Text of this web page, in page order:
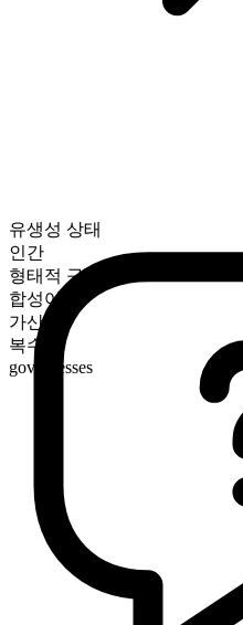
유생성 상태
인간
형태적 구성
합성어
가산
복수형
governesses